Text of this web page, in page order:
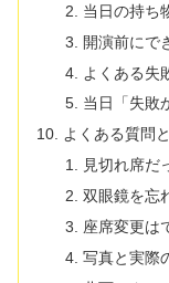
当日の持ち
開演前にで
よくある失
当日「失敗
よくある質問
見切れ席だ
双眼鏡を忘
座席変更は
写真と実際